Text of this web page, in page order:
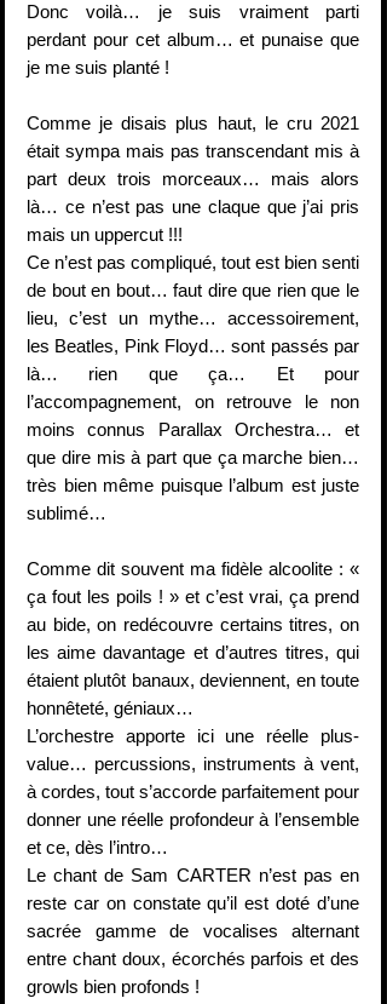
Donc voilà… je suis vraiment parti
perdant pour cet album… et punaise que
je me suis planté !
Comme je disais plus haut, le cru 2021
était sympa mais pas transcendant mis à
part deux trois morceaux… mais alors
là… ce n’est pas une claque que j’ai pris
mais un uppercut !!!
Ce n’est pas compliqué, tout est bien senti
de bout en bout… faut dire que rien que le
lieu, c’est un mythe… accessoirement,
les Beatles, Pink Floyd… sont passés par
là… rien que ça… Et pour
l’accompagnement, on retrouve le non
moins connus Parallax Orchestra… et
que dire mis à part que ça marche bien…
très bien même puisque l’album est juste
sublimé…
Comme dit souvent ma fidèle alcoolite : «
ça fout les poils ! » et c’est vrai, ça prend
au bide, on redécouvre certains titres, on
les aime davantage et d’autres titres, qui
étaient plutôt banaux, deviennent, en toute
honnêteté, géniaux…
L’orchestre apporte ici une réelle plus-
value… percussions, instruments à vent,
à cordes, tout s’accorde parfaitement pour
donner une réelle profondeur à l’ensemble
et ce, dès l’intro…
Le chant de Sam CARTER n’est pas en
reste car on constate qu’il est doté d’une
sacrée gamme de vocalises alternant
entre chant doux, écorchés parfois et des
growls bien profonds !